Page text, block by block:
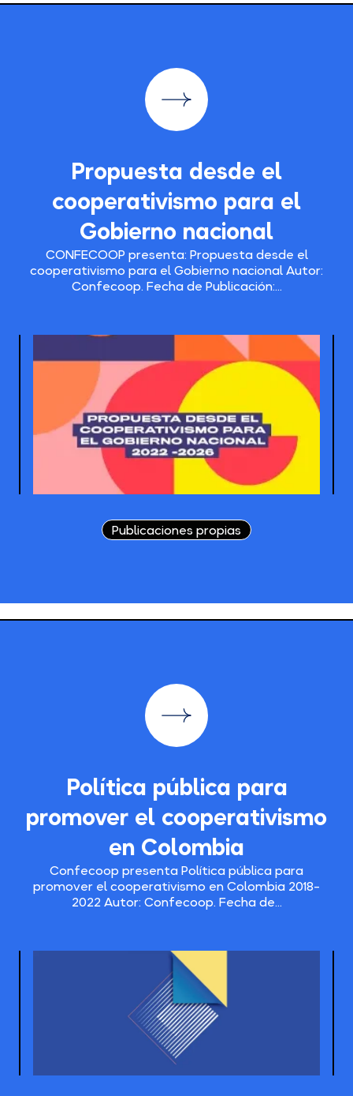
Propuesta desde el
cooperativismo para el
Gobierno nacional
CONFECOOP presenta: Propuesta desde el
cooperativismo para el Gobierno nacional Autor:
Confecoop. Fecha de Publicación:...
Publicaciones propias
Política pública para
promover el cooperativismo
en Colombia
Confecoop presenta Política pública para
promover el cooperativismo en Colombia 2018-
2022 Autor: Confecoop. Fecha de...